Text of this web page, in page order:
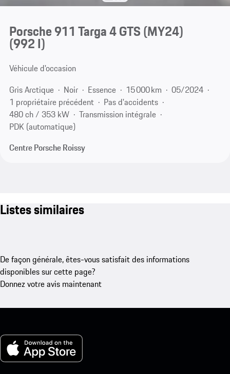
Porsche 911 Targa 4 GTS (MY24)
(992 I)
Véhicule d'occasion
Gris Arctique
Noir Essence 15 000 km
05/2024
1 propriétaire précédent
Pas d'accidents
480 ch / 353 kW
Transmission intégrale
PDK (automatique)
Centre Porsche Roissy
Listes similaires
De façon générale, êtes-vous satisfait des informations
disponibles sur cette page?
Donnez votre avis maintenant